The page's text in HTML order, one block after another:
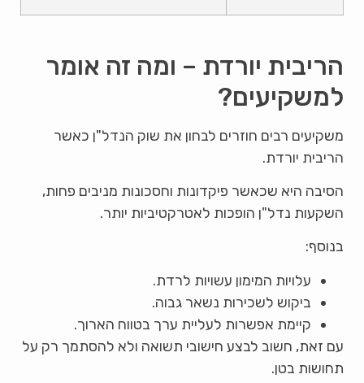
הריבית יורדת – ומה זה אומר
למשקיעים?
משקיעים רבים חוזרים לבחון את שוק הנדל"ן כאשר
הריבית יורדת.
הסיבה היא שכאשר פיקדונות וחסכונות מניבים פחות,
השקעות נדל"ן הופכות לאטרקטיביות יותר.
בנוסף:
עלויות המימון עשויות לרדת.
ביקוש לשכירות נשאר גבוה.
קיימת אפשרות לעליית ערך בטווח הארוך.
עם זאת, חשוב לבצע חישובי תשואה ולא להסתמך רק על
תחושות בטן.